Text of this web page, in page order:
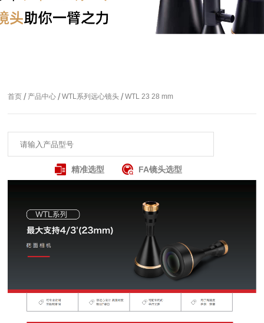
首页 / 产品中心 / WTL系列远心镜头 / WTL 23 28 mm
精准选型 FA镜头选型